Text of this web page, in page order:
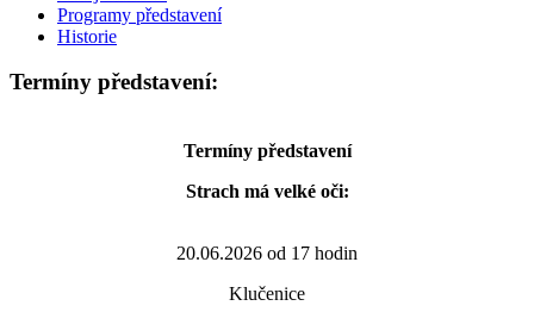
Programy představení
Historie
Termíny představení:
Termíny představení
Strach má velké oči:
20.06.2026 od 17 hodin
Klučenice